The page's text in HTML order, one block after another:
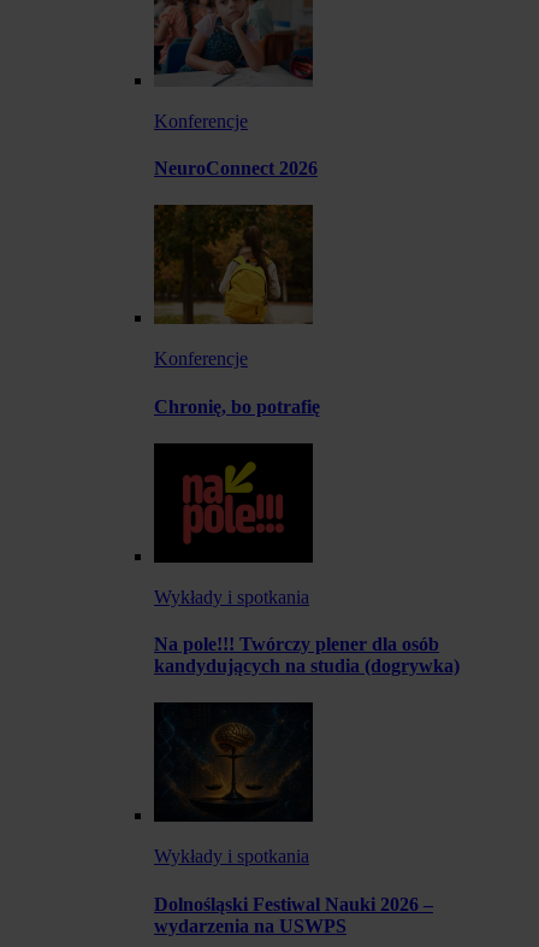
Konferencje
NeuroConnect 2026
Konferencje
Chronię, bo potrafię
Wykłady i spotkania
Na pole!!! Twórczy plener dla osób
kandydujących na studia (dogrywka)
Wykłady i spotkania
Dolnośląski Festiwal Nauki 2026 –
wydarzenia na USWPS